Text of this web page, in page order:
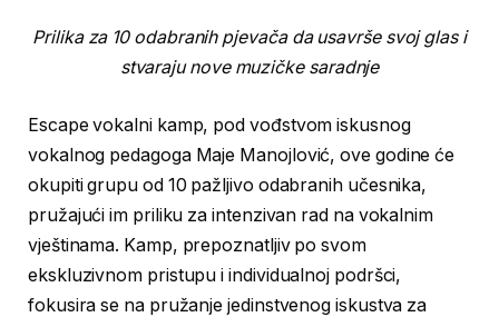
Prilika za 10 odabranih pjevača da usavrše svoj glas i
stvaraju nove muzičke saradnje
Escape vokalni kamp, pod vođstvom iskusnog
vokalnog pedagoga Maje Manojlović, ove godine će
okupiti grupu od 10 pažljivo odabranih učesnika,
pružajući im priliku za intenzivan rad na vokalnim
vještinama. Kamp, prepoznatljiv po svom
ekskluzivnom pristupu i individualnoj podršci,
fokusira se na pružanje jedinstvenog iskustva za